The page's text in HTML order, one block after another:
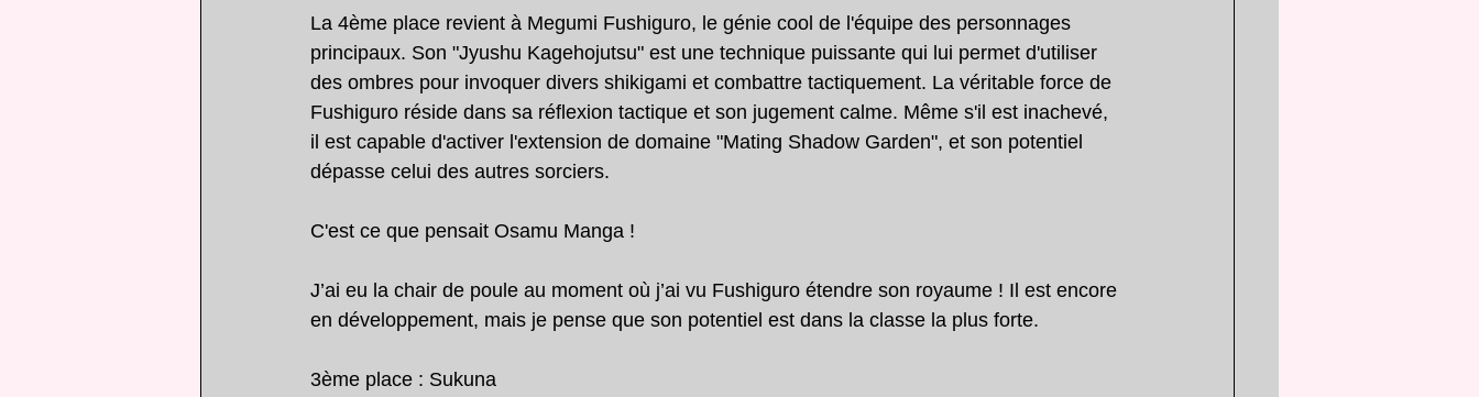
La 4ème place revient à Megumi Fushiguro, le génie cool de l'équipe des personnages
principaux. Son "Jyushu Kagehojutsu" est une technique puissante qui lui permet d'utiliser
des ombres pour invoquer divers shikigami et combattre tactiquement. La véritable force de
Fushiguro réside dans sa réflexion tactique et son jugement calme. Même s'il est inachevé,
il est capable d'activer l'extension de domaine "Mating Shadow Garden", et son potentiel
dépasse celui des autres sorciers.
C'est ce que pensait Osamu Manga !
J’ai eu la chair de poule au moment où j’ai vu Fushiguro étendre son royaume ! Il est encore
en développement, mais je pense que son potentiel est dans la classe la plus forte.
3ème place : Sukuna